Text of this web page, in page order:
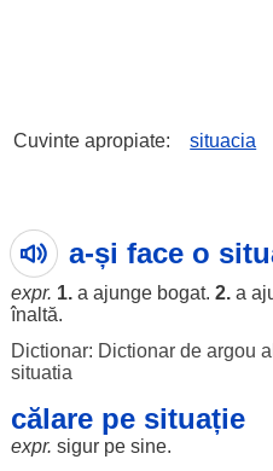
Cuvinte apropiate: situacia
a-și face o
expr. 1.a ajunge bogat. 2.a
înaltă.
Dictionar: Dictionar de argou
situatia
călare pe situație
expr. sigurpe sine.